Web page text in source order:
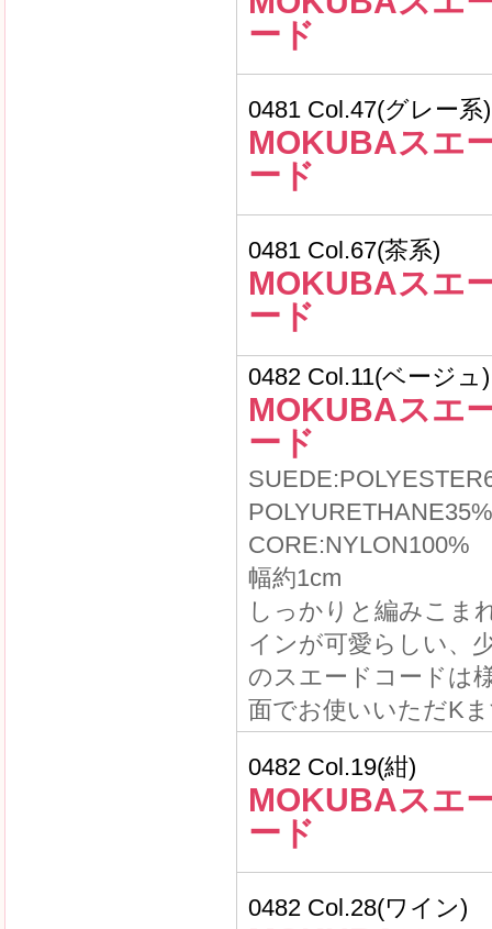
ード
0481 Col.47(グレー系)
MOKUBAスエ
ード
0481 Col.67(茶系)
MOKUBAスエ
ード
0482 Col.11(ベージュ)
MOKUBAスエ
ード
POLYURETHANE35%
CORE:NYLON100%
幅約1cm
しっかりと編みこま
インが可愛らしい、
のスエードコードは
面でお使いいただK
0482 Col.19(紺)
MOKUBAスエ
ード
0482 Col.28(ワイン)